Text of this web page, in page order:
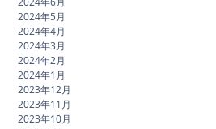
2024年5月
2024年4月
2024年3月
2024年2月
2024年1月
2023年12月
2023年11月
2023年10月